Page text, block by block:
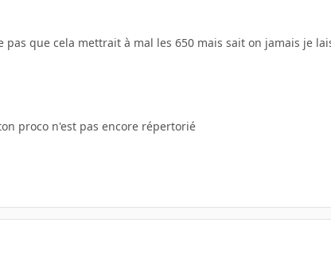
que cela mettrait à mal les 650 mais sait on jamais je
proco n'est pas encore répertorié